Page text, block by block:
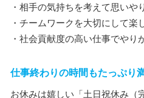
・相手の気持ちを考えて思いや
・チームワークを大切にして楽
・社会貢献度の高い仕事でやり
仕事終わりの時間もたっぷり
お休みは嬉しい「土日祝休み（